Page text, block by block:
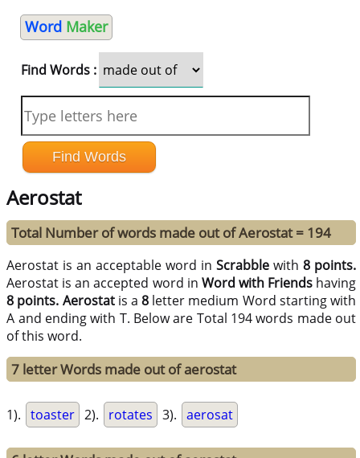
Word Maker
Find Words :
Aerostat
Total Number of words made out of Aerostat = 194
Aerostat is an acceptable word inScrabble with8 points.
Aerostat is an accepted word in Word with Friendshaving
8 points. Aerostatis a8 letter medium Word starting with
A and ending with T. Below are Total 194 words made out
of this word.
7 letter Words made out of aerostat
1). toaster 2). rotates 3). aerosat